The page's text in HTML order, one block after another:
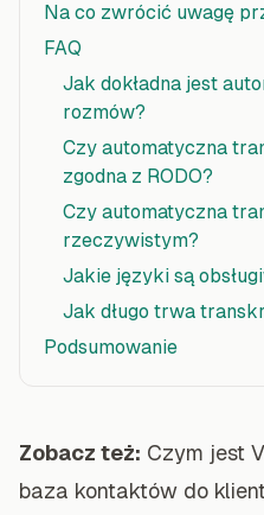
Na co zwrócić uwagę
FAQ
Jak dokładna jest
rozmów?
Czy automatyczna
zgodna z RODO?
Czy automatyczna
rzeczywistym?
Jakie języki są
Jak długo trwa
Podsumowanie
Zobacz też: Czym jest
baza kontaktów do